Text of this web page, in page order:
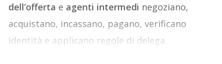
dell’offerta e agenti intermedi negoziano,
acquistano, incassano, pagano, verificano
identità e applicano regole di delega.